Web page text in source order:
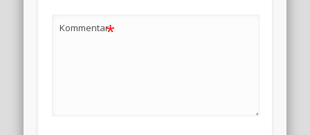
Kommentar*